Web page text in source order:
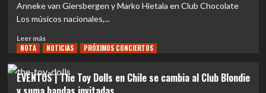
un
MONUMENTAL
con
«A
Sudden
Perception»
Anneke van Giersbergen y Marko Hietala en Club Chocolate
Los músicos nacionales,...
Leer másLeer
más
EVENTOS
|
NOTA NOTICIAS PRÓXIMOS CONCIERTOS
EVENTOS | The Toy Dolls en Chile se cambia al Club Blondie